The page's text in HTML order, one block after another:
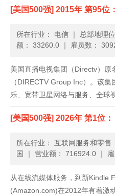
[美国500强] 2015年 第95位：
所在行业： 电信 ｜ 总部地理
额： 33260.0 ｜ 雇员数：
美国直播电视集团（Directv）原
（DIRECTV Group Inc）。该
乐、宽带卫星网络与服务、全球
为两个部门：DIRECTV美国与
部门在美国提供数字高清直播电
[美国500强] 2026年 第1位：
所在行业： 互联网服务和零售
国
｜ 营业额： 716924.0 ｜
从在线流媒体服务，到新Kindle
(Amazon.com)在2012年有着激